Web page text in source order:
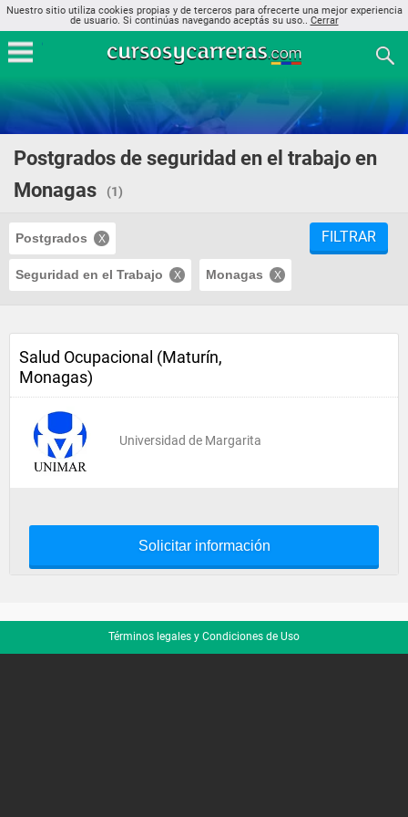
Nuestro sitio utiliza cookies propias y de terceros para ofrecerte una mejor experiencia
de usuario. Si continúas navegando aceptás su uso.. Cerrar
Postgrados de seguridad en el trabajo en
Monagas
(1)
Postgrados
Seguridad en el Trabajo Monagas
FILTRAR
Salud Ocupacional (Maturín,
Monagas)
Universidad de Margarita
Solicitar información
Términos legales y Condiciones de Uso